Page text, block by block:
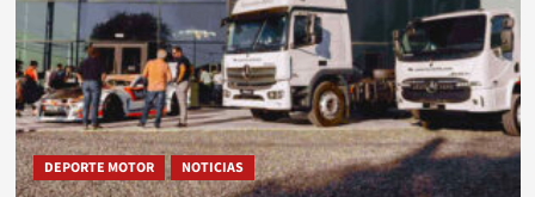
para
prevenir
accidentes
DEPORTE MOTOR NOTICIAS